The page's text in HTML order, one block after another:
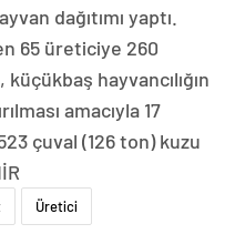
dağıtımı yaptı.
65 üreticiye 260
hayvancılığın
amacıyla 17
çuval (126 ton) kuzu
Üretici